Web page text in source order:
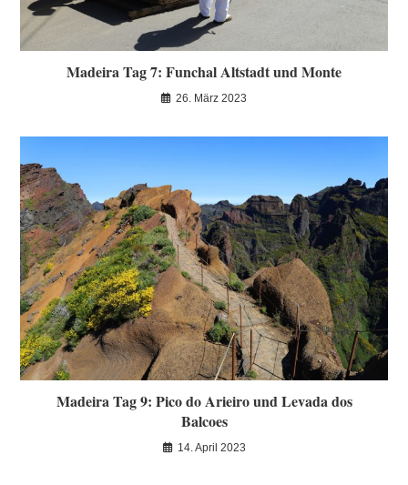
Madeira Tag 7: Funchal Altstadt und Monte
26. März 2023
Madeira Tag 9: Pico do Arieiro und Levada dos
Balcoes
14. April 2023